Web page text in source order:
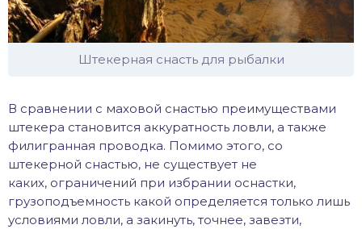
Штекерная снасть для рыбалки
В сравнении с маховой снастью преимуществами
штекера становится аккуратность ловли, а также
филигранная проводка. Помимо этого, со
штекерной снастью, не существует не
каких, ограничений при избрании оснастки,
грузоподъемность какой определяется только лишь
условиями ловли, а закинуть, точнее, завезти,